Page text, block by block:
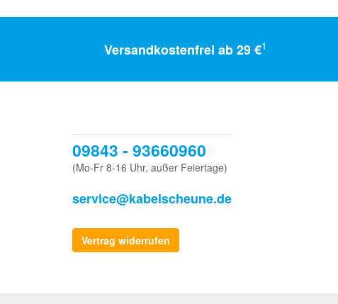
Versandkostenfrei ab 29 €1
09843 - 93660960
(Mo-Fr 8-16 Uhr, außer Feiertage)
service@kabelscheune.de
Vertrag widerrufen